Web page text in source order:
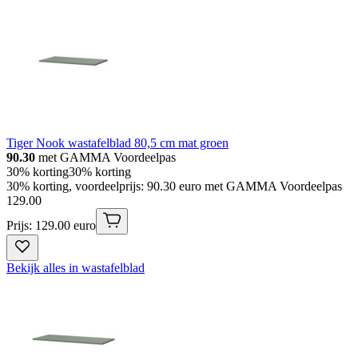
Tiger Nook wastafelblad 80,5 cm mat groen
90.30 met GAMMA Voordeelpas
30% korting30% korting
30% korting, voordeelprijs: 90.30 euro met GAMMA Voordeelpas
129.00
Prijs: 129.00 euro
Bekijk alles in wastafelblad